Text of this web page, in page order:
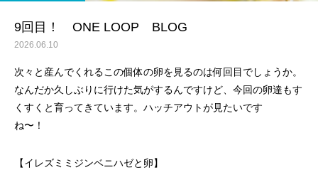
9回目！ ONE LOOP BLOG
2026.06.10
次々と産んでくれるこの個体の卵を見るのは何回目でしょうか。
なんだか久しぶりに行けた気がするんですけど、今回の卵達もす
くすくと育ってきています。ハッチアウトが見たいです
ね〜！
【イレズミミジンベニハゼと卵】